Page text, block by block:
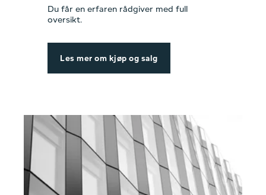
Du får en erfaren rådgiver med full
oversikt.
Les mer om kjøp og salg